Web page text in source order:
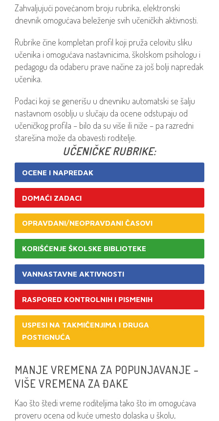
Zahvaljujući povećanom broju rubrika, elektronski
dnevnik omogućava beleženje svih učeničkih aktivnosti.
Rubrike čine kompletan profil koji pruža celovitu sliku
učenika i omogućava nastavnicima, školskom psihologu i
pedagogu da odaberu prave načine za još bolji napredak
učenika.
Podaci koji se generišu u dnevniku automatski se šalju
nastavnom osoblju u slučaju da ocene odstupaju od
učeničkog profila – bilo da su više ili niže – pa razredni
starešina može da obavesti roditelje.
UČENIČKE RUBRIKE:
OCENE I NAPREDAK
DOMAĆI ZADACI
OPRAVDANI/NEOPRAVDANI ČASOVI
KORIŠĆENJE ŠKOLSKE BIBLIOTEKE
VANNASTAVNE AKTIVNOSTI
RASPORED KONTROLNIH I PISMENIH
USPESI NA TAKMIČENJIMA I DRUGA
POSTIGNUĆA
MANJE VREMENA ZA POPUNJAVANJE –
VIŠE VREMENA ZA ĐAKE
Kao što štedi vreme roditeljima tako što im omogućava
proveru ocena od kuće umesto dolaska u školu,